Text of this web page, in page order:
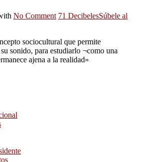
No Comment 71 DecibelesSúbele al
sociocultural que permite
sonido, para estudiarlo ¬como una
ajena a la realidad»